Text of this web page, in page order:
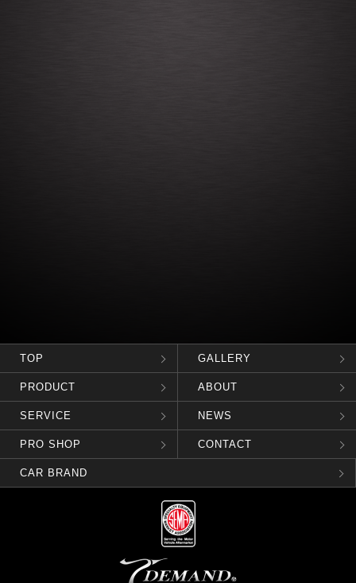
TOP GALLERY
PRODUCT ABOUT
SERVICE NEWS
PRO SHOP CONTACT
CAR BRAND